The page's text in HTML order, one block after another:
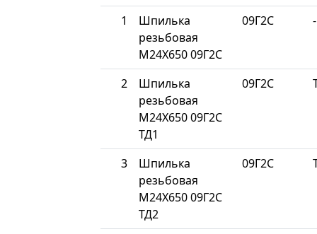
1
Шпилька
резьбовая
М24Х650 09Г2С
09Г2С -
2
Шпилька
резьбовая
М24Х650 09Г2С
ТД1
09Г2С
3
Шпилька
резьбовая
М24Х650 09Г2С
ТД2
09Г2С